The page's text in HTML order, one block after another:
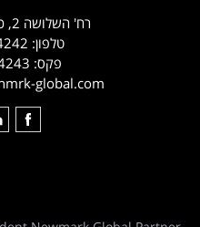
רח' השלושה 2, כניסה B3, תל אביב
טלפון:
פקס:
global.com